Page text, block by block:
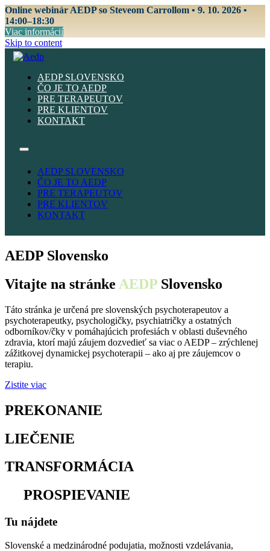
Online webinár AEDP so Steveom Carrollom • 9. 10. 2026 •
14:00–18:30
Viac informácií
Skip to content
AEDP SLOVENSKO
ČO JE TO AEDP
PRE TERAPEUTOV
PRE KLIENTOV
KONTAKT
AEDP SLOVENSKO
ČO JE TO AEDP
PRE TERAPEUTOV
PRE KLIENTOV
KONTAKT
AEDP Slovensko
Vitajte na stránke AEDP Slovensko
Táto stránka je určená pre slovenských psychoterapeutov a
psychoterapeutky, psychologičky, psychiatričky a ostatných
odborníkov/čky v pomáhajúcich profesiách v oblasti duševného
zdravia, ktorí majú záujem dozvedieť sa viac o AEDP – zrýchlenej
zážitkovej dynamickej psychoterapii – ako aj pre záujemcov o
terapiu.
Zistite viac
PREKONANIE
LIEČENIE
TRANSFORMÁCIA
PROSPIEVANIE
Tu nájdete
Slovenské a medzinárodné podujatia, možnosti vzdelávania,